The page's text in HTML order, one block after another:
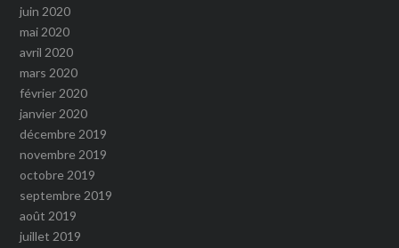
juin 2020
mai 2020
avril 2020
mars 2020
février 2020
janvier 2020
décembre 2019
novembre 2019
octobre 2019
septembre 2019
août 2019
juillet 2019